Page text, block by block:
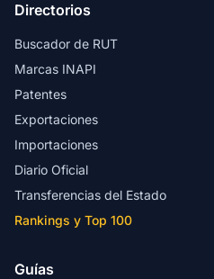
Directorios
Buscador de RUT
Marcas INAPI
Patentes
Exportaciones
Importaciones
Diario Oficial
Transferencias del Estado
Rankings y Top 100
Guías